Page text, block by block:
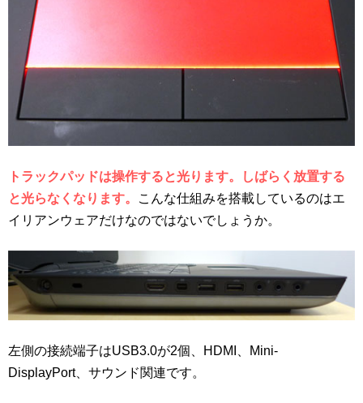
トラックパッドは操作すると光ります。しばらく放置する
と光らなくなります。
こんな仕組みを搭載しているのはエ
イリアンウェアだけなのではないでしょうか。
左側の接続端子はUSB3.0が2個、HDMI、Mini-
DisplayPort、サウンド関連です。